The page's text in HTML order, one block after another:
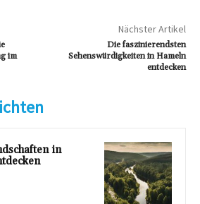
im
Nächster Artikel
Die faszinierendsten
Sehenswürdigkeiten in Hameln
entdecken
in